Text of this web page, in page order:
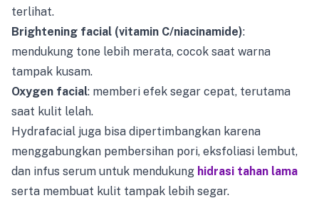
terlihat.
Brightening facial (vitamin C/niacinamide):
mendukung tone lebih merata, cocok saat warna
tampak kusam.
Oxygen facial: memberi efek segar cepat, terutama
saat kulit lelah.
Hydrafacial juga bisa dipertimbangkan karena
menggabungkan pembersihan pori, eksfoliasi lembut,
dan infus serum untuk mendukung hidrasi tahan lama
serta membuat kulit tampak lebih segar.